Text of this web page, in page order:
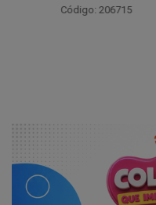
Código: 206715